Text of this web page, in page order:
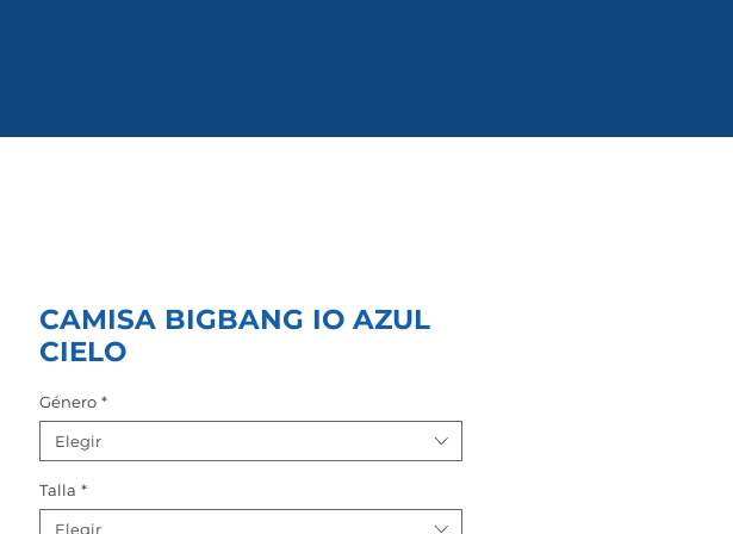
CAMISA BIGBANG IO AZUL
CIELO
Género *
Elegir
Talla *
Elegir